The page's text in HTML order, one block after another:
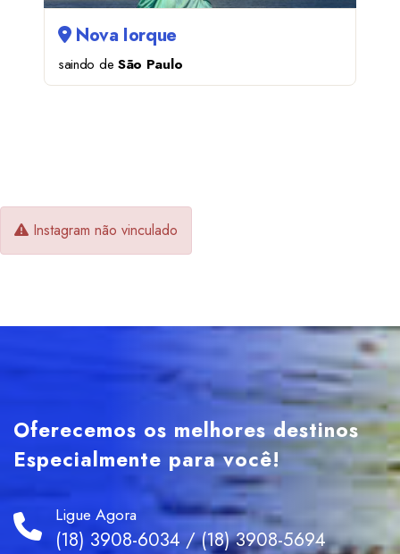
Nova Iorque
saindo de São Paulo
Instagram não vinculado
Oferecemos os melhores destinos
Especialmente para você!
Ligue Agora
(18) 3908-6034 / (18) 3908-5694